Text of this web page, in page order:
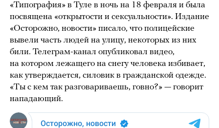
«Типография» в Туле в ночь на 18 февраля и была
посвящена «открытости и сексуальности». Издание
«Осторожно, новости» писало, что полицейские
вывели часть людей на улицу, некоторых из них
били. Телеграм-канал опубликовал видео,
на котором лежащего на снегу человека избивает,
как утверждается, силовик в гражданской одежде.
«Ты с кем так разговариваешь, говно?» — говорит
нападающий.